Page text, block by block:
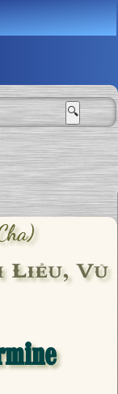
🔍
Liễu, Vũ